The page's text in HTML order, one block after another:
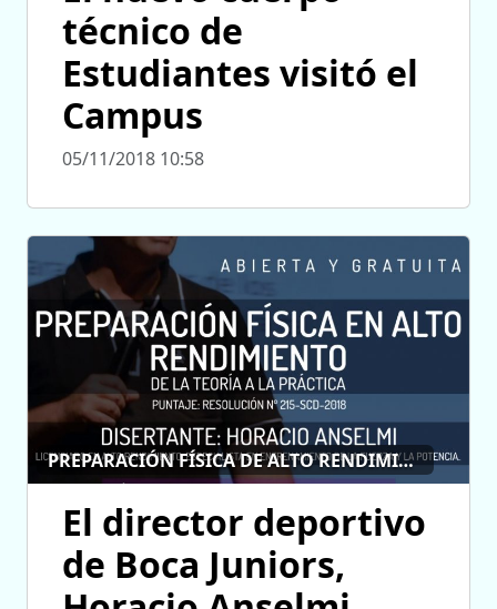
técnico de
Estudiantes visitó el
Campus
05/11/2018 10:58
PREPARACIÓN FÍSICA DE ALTO RENDIMIENTO
El director deportivo
de Boca Juniors,